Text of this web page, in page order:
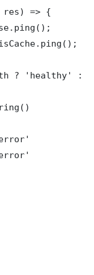
res) => {
? 'healthy' :